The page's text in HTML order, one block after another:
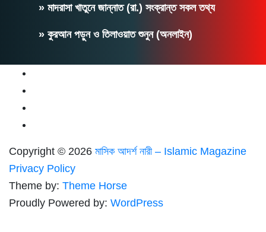
» মাদরাসা খাতুনে জান্নাত (রা.) সংক্রান্ত সকল তথ্য
» কুরআন পড়ুন ও তিলাওয়াত শুনুন (অনলাইন)
Copyright © 2026 মাসিক আদর্শ নারী – Islamic Magazine
Privacy Policy
Theme by: Theme Horse
Proudly Powered by: WordPress